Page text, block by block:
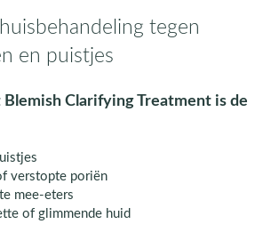
tegen
en puistjes
Clarifying Treatment is de
verstopte poriën
mee-eters
of glimmende huid